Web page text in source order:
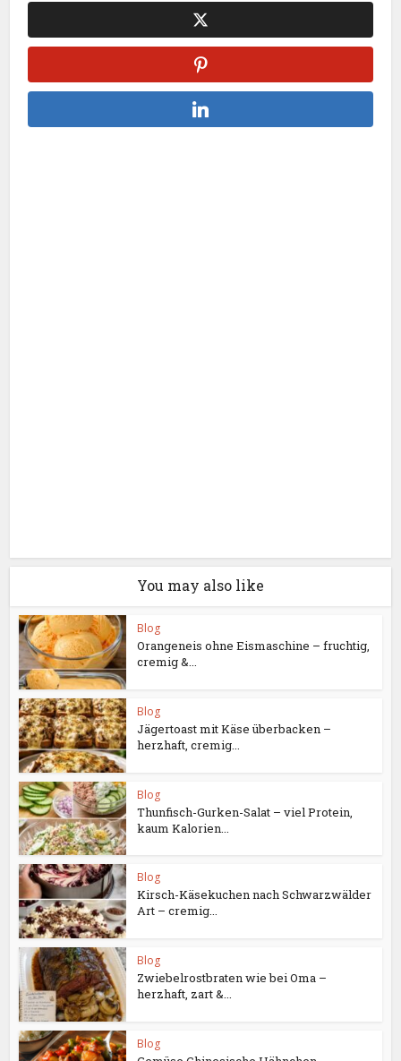
You may also like
Blog
Orangeneis ohne Eismaschine – fruchtig,
cremig &...
Blog
Jägertoast mit Käse überbacken –
herzhaft, cremig...
Blog
Thunfisch-Gurken-Salat – viel Protein,
kaum Kalorien...
Blog
Kirsch-Käsekuchen nach Schwarzwälder
Art – cremig...
Blog
Zwiebelrostbraten wie bei Oma –
herzhaft, zart &...
Blog